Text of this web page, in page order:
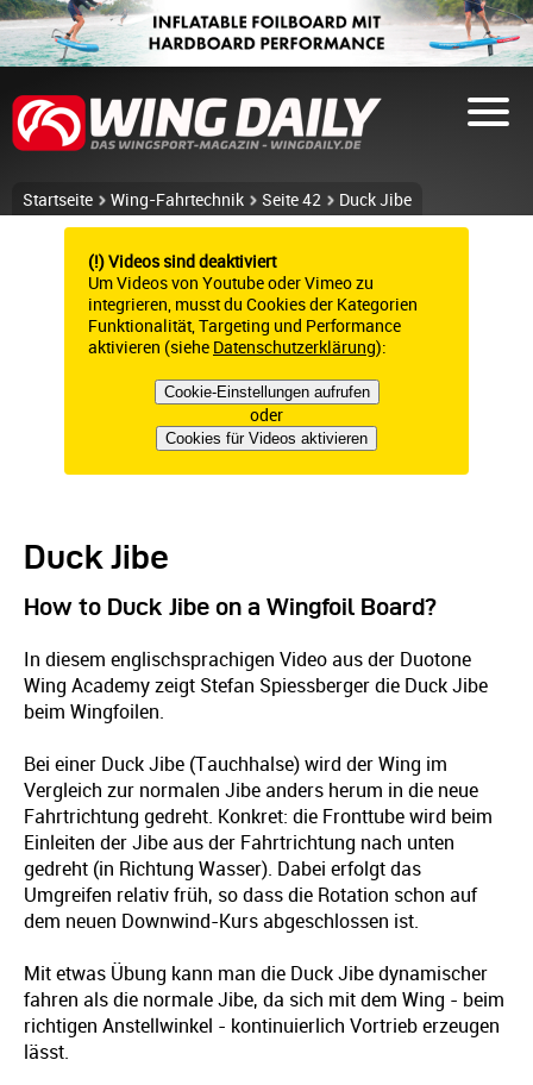
Startseite Wing-Fahrtechnik Seite 42 Duck Jibe
(!) Videos sind deaktiviert
Um Videos von Youtube oder Vimeo zu
integrieren, musst du Cookies der Kategorien
Funktionalität, Targeting und Performance
aktivieren (siehe Datenschutzerklärung):
Cookie-Einstellungen aufrufen
oder
Cookies für Videos aktivieren
Duck Jibe
How to Duck Jibe on a Wingfoil Board?
In diesem englischsprachigen Video aus der Duotone
Wing Academy zeigt Stefan Spiessberger die Duck Jibe
beim Wingfoilen.
Bei einer Duck Jibe (Tauchhalse) wird der Wing im
Vergleich zur normalen Jibe anders herum in die neue
Fahrtrichtung gedreht. Konkret: die Fronttube wird beim
Einleiten der Jibe aus der Fahrtrichtung nach unten
gedreht (in Richtung Wasser). Dabei erfolgt das
Umgreifen relativ früh, so dass die Rotation schon auf
dem neuen Downwind-Kurs abgeschlossen ist.
Mit etwas Übung kann man die Duck Jibe dynamischer
fahren als die normale Jibe, da sich mit dem Wing - beim
richtigen Anstellwinkel - kontinuierlich Vortrieb erzeugen
lässt.